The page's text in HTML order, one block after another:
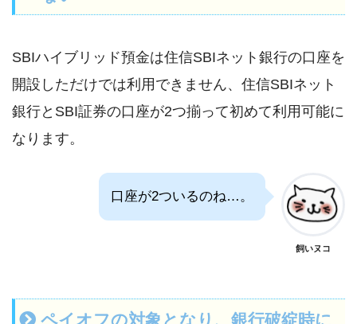
SBIハイブリッド預金は住信SBIネット銀行の口座を
開設しただけでは利用できません、住信SBIネット
銀行とSBI証券の口座が2つ揃って初めて利用可能に
なります。
口座が2ついるのね…。
飼いヌコ
ペイオフの対象となり、銀行破綻時に